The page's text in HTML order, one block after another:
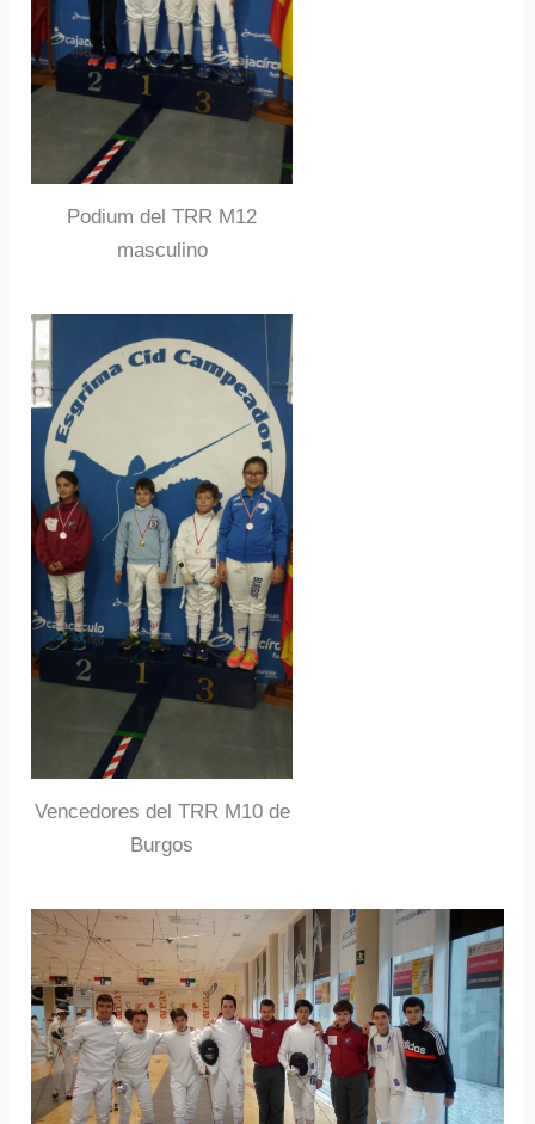
Podium del TRR M12
masculino
Vencedores del TRR M10 de
Burgos